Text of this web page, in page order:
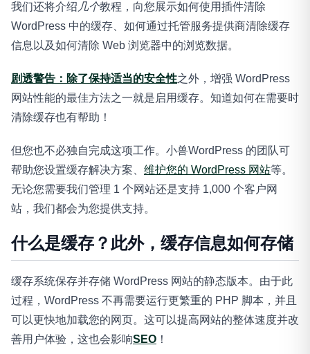
我们还将介绍 几个教程，向您展示如何使用插件清除
WordPress 中的缓存、如何通过托管服务提供商清除缓存
信息以及如何清除 Web 浏览器中的浏览数据。
剧透警告：除了保持适当的安全性之外，增强 WordPress
网站性能的最佳方法之一就是启用缓存。知道如何在需要时
清除缓存也有帮助！
但您也不必独自完成这项工作。小兽WordPress 的团队可
帮助您设置缓存解决方案、 维护您的 WordPress 网站等。
无论您需要我们管理 1 个网站还是支持 1,000 个客户网
站，我们都会为您提供支持。
什么是缓存？此外，缓存信息如何存储
缓存系统保存并存储 WordPress 网站的静态版本。由于此
过程，WordPress 不再需要运行更繁重的 PHP 脚本，并且
可以更快地加载您的网页。这可以提高网站的整体速度并改
善用户体验，这也会影响SEO ！